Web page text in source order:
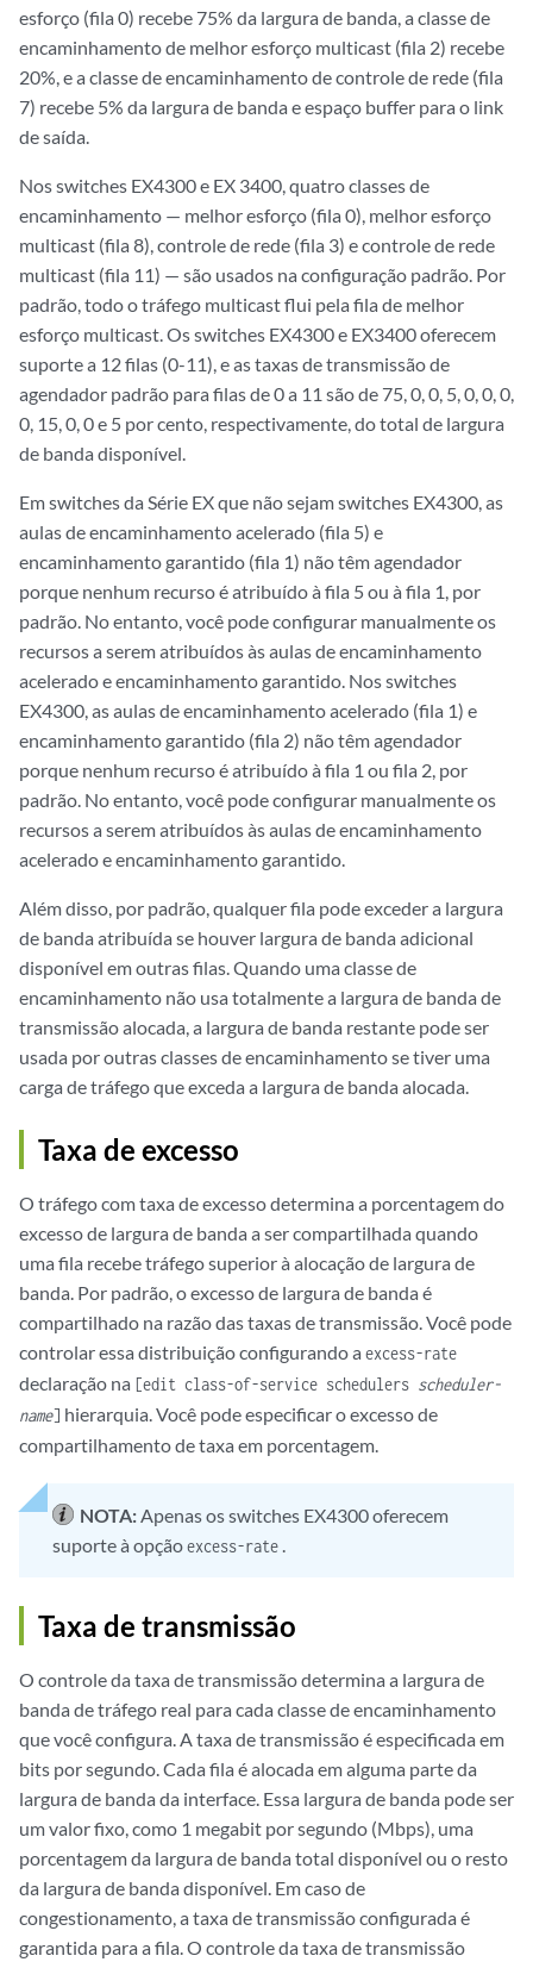
esforço (fila 0) recebe 75% da largura de banda, a classe de
encaminhamento de melhor esforço multicast (fila 2) recebe
20%, e a classe de encaminhamento de controle de rede (fila
7) recebe 5% da largura de banda e espaço buffer para o link
de saída.
Nos switches EX4300 e EX 3400, quatro classes de
encaminhamento — melhor esforço (fila 0), melhor esforço
multicast (fila 8), controle de rede (fila 3) e controle de rede
multicast (fila 11) — são usados na configuração padrão. Por
padrão, todo o tráfego multicast flui pela fila de melhor
esforço multicast. Os switches EX4300 e EX3400 oferecem
suporte a 12 filas (0-11), e as taxas de transmissão de
agendador padrão para filas de 0 a 11 são de 75, 0, 0, 5, 0, 0, 0,
0, 15, 0, 0 e 5 por cento, respectivamente, do total de largura
de banda disponível.
Em switches da Série EX que não sejam switches EX4300, as
aulas de encaminhamento acelerado (fila 5) e
encaminhamento garantido (fila 1) não têm agendador
porque nenhum recurso é atribuído à fila 5 ou à fila 1, por
padrão. No entanto, você pode configurar manualmente os
recursos a serem atribuídos às aulas de encaminhamento
acelerado e encaminhamento garantido. Nos switches
EX4300, as aulas de encaminhamento acelerado (fila 1) e
encaminhamento garantido (fila 2) não têm agendador
porque nenhum recurso é atribuído à fila 1 ou fila 2, por
padrão. No entanto, você pode configurar manualmente os
recursos a serem atribuídos às aulas de encaminhamento
acelerado e encaminhamento garantido.
Além disso, por padrão, qualquer fila pode exceder a largura
de banda atribuída se houver largura de banda adicional
disponível em outras filas. Quando uma classe de
encaminhamento não usa totalmente a largura de banda de
transmissão alocada, a largura de banda restante pode ser
usada por outras classes de encaminhamento se tiver uma
carga de tráfego que exceda a largura de banda alocada.
Taxa de excesso
O tráfego com taxa de excesso determina a porcentagem do
excesso de largura de banda a ser compartilhada quando
uma fila recebe tráfego superior à alocação de largura de
banda. Por padrão, o excesso de largura de banda é
compartilhado na razão das taxas de transmissão. Você pode
controlar essa distribuição configurando a excess-rate
declaração na [edit class-of-service schedulers scheduler-
name] hierarquia. Você pode especificar o excesso de
compartilhamento de taxa em porcentagem.
NOTA:Apenas os switches EX4300 oferecem
suporte à opçãoexcess-rate .
Taxa de transmissão
O controle da taxa de transmissão determina a largura de
banda de tráfego real para cada classe de encaminhamento
que você configura. A taxa de transmissão é especificada em
bits por segundo. Cada fila é alocada em alguma parte da
largura de banda da interface. Essa largura de banda pode ser
um valor fixo, como 1 megabit por segundo (Mbps), uma
porcentagem da largura de banda total disponível ou o resto
da largura de banda disponível. Em caso de
congestionamento, a taxa de transmissão configurada é
garantida para a fila. O controle da taxa de transmissão